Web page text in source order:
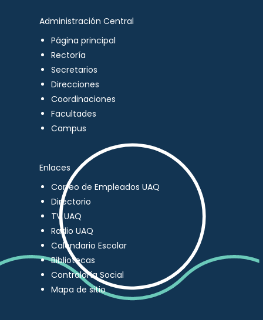
Administración Central
Página principal
Rectoría
Secretarios
Direcciones
Coordinaciones
Facultades
Campus
Enlaces
Correo de Empleados UAQ
Directorio
TV UAQ
Radio UAQ
Calendario Escolar
Bibliotecas
Contraloría Social
Mapa de sitio